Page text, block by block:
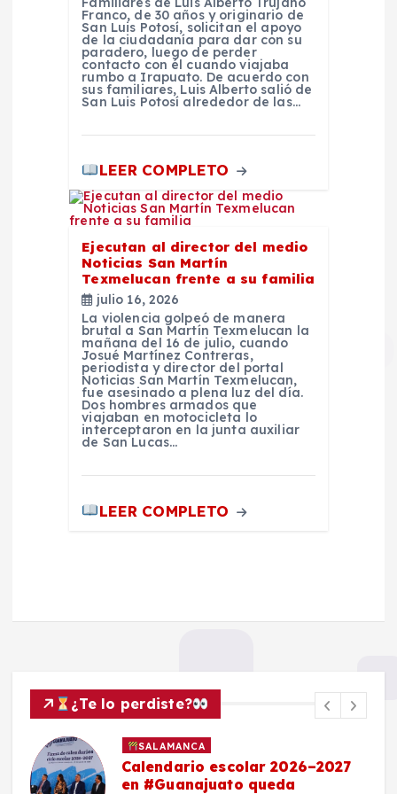
Franco, de 30 años y originario de
San Luis Potosí, solicitan el apoyo
de la ciudadanía para dar con su
paradero, luego de perder
contacto con él cuando viajaba
rumbo a Irapuato. De acuerdo con
sus familiares, Luis Alberto salió de
San Luis Potosí alrededor de las…
LEER COMPLETO
Ejecutan al director del medio
Noticias San Martín
Texmelucan frente a su familia
julio 16, 2026
La violencia golpeó de manera
brutal a San Martín Texmelucan la
mañana del 16 de julio, cuando
Josué Martínez Contreras,
periodista y director del portal
Noticias San Martín Texmelucan,
fue asesinado a plena luz del día.
Dos hombres armados que
viajaban en motocicleta lo
interceptaron en la junta auxiliar
de San Lucas…
LEER COMPLETO
¿Te lo perdiste?
SALAMANCA
Calendario escolar 2026–2027
en #Guanajuato queda